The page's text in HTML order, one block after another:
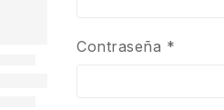
Contraseña *